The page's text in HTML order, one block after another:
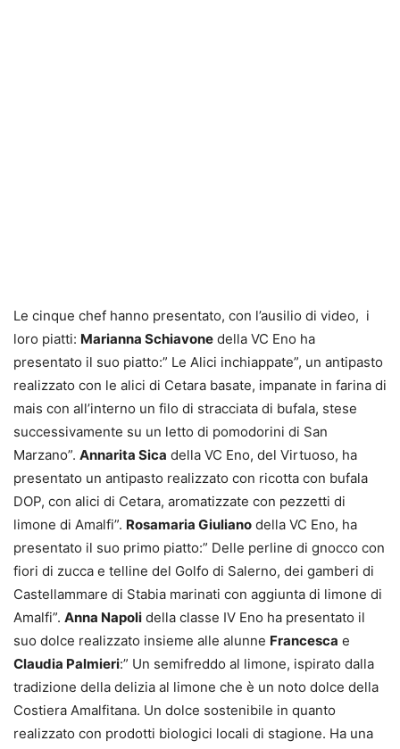
Le cinque chef hanno presentato, con l’ausilio di video, i
loro piatti: Marianna Schiavone della VC Eno ha
presentato il suo piatto:” Le Alici inchiappate”, un antipasto
realizzato con le alici di Cetara basate, impanate in farina di
mais con all’interno un filo di stracciata di bufala, stese
successivamente su un letto di pomodorini di San
Marzano”. Annarita Sica della VC Eno, del Virtuoso, ha
presentato un antipasto realizzato con ricotta con bufala
DOP, con alici di Cetara, aromatizzate con pezzetti di
limone di Amalfi”. Rosamaria Giuliano della VC Eno, ha
presentato il suo primo piatto:” Delle perline di gnocco con
fiori di zucca e telline del Golfo di Salerno, dei gamberi di
Castellammare di Stabia marinati con aggiunta di limone di
Amalfi”. Anna Napoli della classe IV Eno ha presentato il
suo dolce realizzato insieme alle alunne Francesca e
Claudia Palmieri:” Un semifreddo al limone, ispirato dalla
tradizione della delizia al limone che è un noto dolce della
Costiera Amalfitana. Un dolce sostenibile in quanto
realizzato con prodotti biologici locali di stagione. Ha una